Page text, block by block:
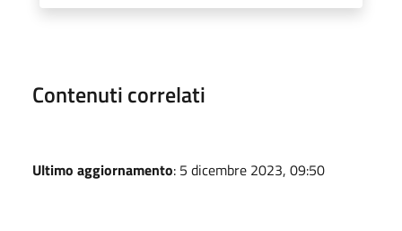
Contenuti correlati
Ultimo aggiornamento: 5 dicembre 2023, 09:50